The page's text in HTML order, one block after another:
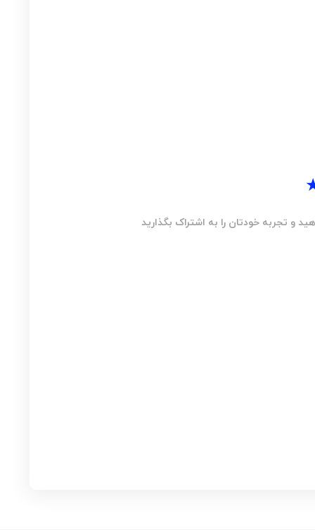
و تجربه خودتان را به اشتراک بگذارید